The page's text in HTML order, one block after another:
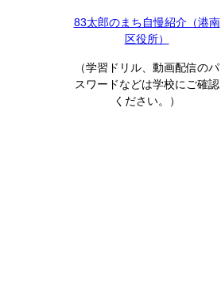
83太郎のまち自慢紹介（港南
区役所）
（学習ドリル、動画配信のパ
スワードなどは学校にご確認
ください。）